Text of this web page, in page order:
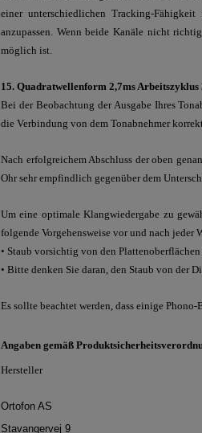
einer unterschiedlichen Tracking-
anzupassen. Wenn beide Kanäle nicht
möglich ist.
15. Quadratwellenform 2,7ms Arbeitszyklus
Bei der Beobachtung der Ausgabe Ihres
die Verbindung von dem Tonabnehmer
Nach erfolgreichem Abschluss der oben
Ohr sehr empfindlich gegenüber dem
Um eine optimale Klangwiedergabe zu
folgende Vorgehensweise vor und nach jeder
• Staub vorsichtig von den
• Bitte denken Sie daran, den Staub von der
Es sollte beachtet werden, dass einige
Angaben gemäß
Hersteller
Ortofon AS
Stavangervej 9